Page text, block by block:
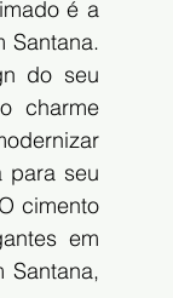
é a
Santana.
do seu
charme
para seu
cimento
em